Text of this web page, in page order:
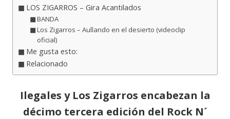
LOS ZIGARROS – Gira Acantilados
BANDA
Los Zigarros – Aullando en el desierto (videoclip
oficial)
Me gusta esto:
Relacionado
Ilegales y Los Zigarros encabezan la
décimo tercera edición del Rock N´